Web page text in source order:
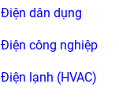
Điện dân dụng
Điện công nghiệp
Điện lạnh (HVAC)